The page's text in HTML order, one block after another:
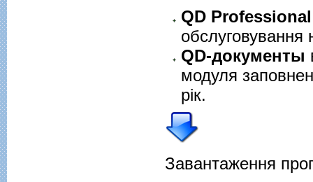
QD Professional
обслуговування
QD-документы
модуля
рік.
Завантаження